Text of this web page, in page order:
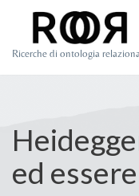
Ricerche di ontologia
ed essere